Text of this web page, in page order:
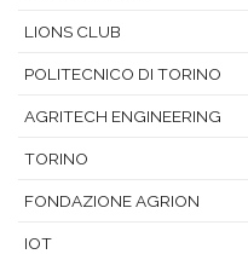
LIONS CLUB
POLITECNICO DI TORINO
AGRITECH ENGINEERING
TORINO
FONDAZIONE AGRION
IOT